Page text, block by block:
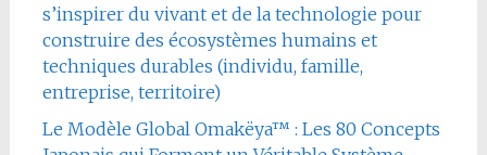
s’inspirer du vivant et de la technologie pour
construire des écosystèmes humains et
techniques durables (individu, famille,
entreprise, territoire)
Le Modèle Global Omakëya™ : Les 80 Concepts